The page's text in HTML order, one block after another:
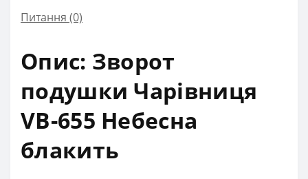
Питання (0)
Опис: Зворот
подушки Чарівниця
VB-655 Небесна
блакить